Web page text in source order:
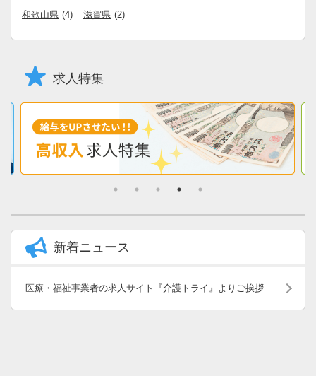
和歌山県 (4) 滋賀県 (2)
求人特集
新着ニュース
医療・福祉事業者の求人サイト『介護トライ』よりご挨拶